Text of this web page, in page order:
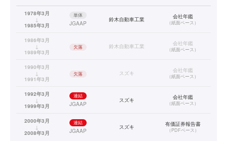
1978年3月
↓
1985年3月
単体
JGAAP
鈴木自動車工業 会社年鑑
（紙面ベース）
1986年3月
↓
1989年3月
欠落 鈴木自動車工業 会社年鑑
（紙面ベース）
1990年3月
↓
1991年3月
欠落 スズキ 会社年鑑
（紙面ベース）
1992年3月
↓
1999年3月
連結
JGAAP
スズキ 会社年鑑
（紙面ベース）
2000年3月
↓
2008年3月
連結
JGAAP
スズキ 有価証券報告書
（PDFベース）